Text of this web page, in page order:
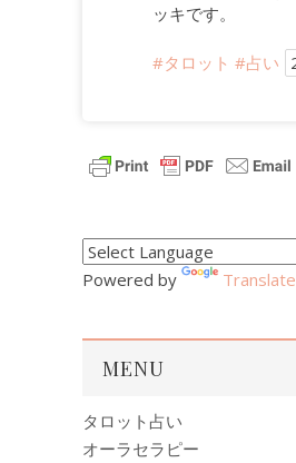
ッキです。
#タロット #占い
Powered by Translate
MENU
タロット占い
オーラセラピー